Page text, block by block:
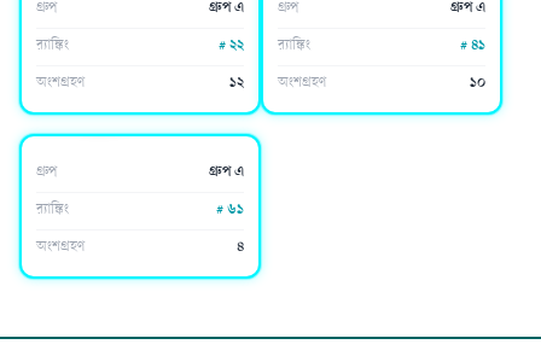
গ্রুপ গ্রুপ এ
র‍্যাঙ্কিং # ২২
অংশগ্রহণ ১২
গ্রুপ গ্রুপ এ
র‍্যাঙ্কিং # ৪১
অংশগ্রহণ ১০
দক্ষিণ আফ্রিকা
গ্রুপ গ্রুপ এ
র‍্যাঙ্কিং # ৬১
অংশগ্রহণ ৪